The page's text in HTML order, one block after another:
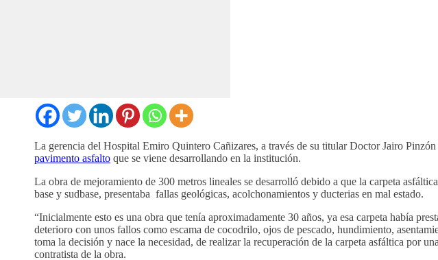
La gerencia del Hospital Emiro Quintero Cañizares, a través de su titular Doctor Jairo
pavimento asfalto que se viene desarrollando en la institución.
La obra de mejoramiento de 300 metros lineales se desarrolló debido a que la carpeta
base y sudbase, presentaba fallas geológicas, acolchonamientos y ducterias en mal estado.
“Inicialmente esto es una obra que tenía aproximadamente 30 años, ya esa carpeta había
deterioro con unos fallos como escama de cocodrilo, ojos de pescado, hundimiento,
toma la decisión y nace la necesidad, de realizar la recuperación de la carpeta asfáltica por
contratista de la obra.